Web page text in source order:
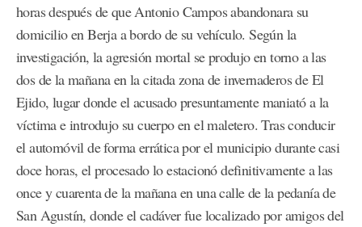
horas después de que Antonio Campos abandonara su
domicilio en Berja a bordo de su vehículo. Según la
investigación, la agresión mortal se produjo en torno a las
dos de la mañana en la citada zona de invernaderos de El
Ejido, lugar donde el acusado presuntamente maniató a la
víctima e introdujo su cuerpo en el maletero. Tras conducir
el automóvil de forma errática por el municipio durante casi
doce horas, el procesado lo estacionó definitivamente a las
once y cuarenta de la mañana en una calle de la pedanía de
San Agustín, donde el cadáver fue localizado por amigos del